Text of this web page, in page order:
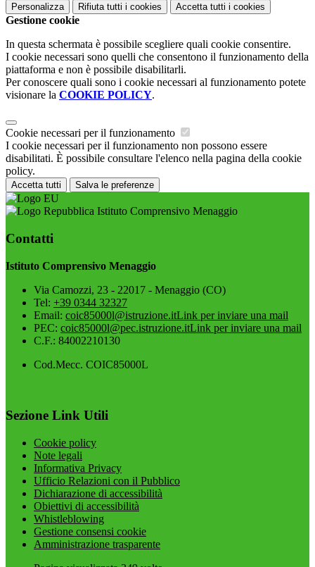
Personalizza Rifiuta tutti i cookies Accetta tutti i cookies
Gestione cookie
In questa schermata è possibile scegliere quali cookie consentire.
I cookie necessari sono quelli che consentono il funzionamento della
piattaforma e non è possibile disabilitarli.
Per conoscere quali sono i cookie necessari al funzionamento potete
visionare la COOKIE POLICY.
Cookie necessari per il funzionamento
I cookie necessari per il funzionamento non possono essere
disabilitati. È possibile consultare l'elenco nella pagina della cookie
policy.
Accetta tutti Salva le preferenze
Istituto Comprensivo Menaggio
Contatti
Istituto Comprensivo Menaggio
Via Camozzi, 23 - 22017 - Menaggio (CO)
Tel: +39 0344 32327
Email: coic85000l@istruzione.itLink per inviare una mail
PEC: coic85000l@pec.istruzione.itLink per inviare una mail
C.F.: 84002210130
Cod.Mecc. COIC85000L
Sezione Link Utili
Cookie policy
Note legali
Informativa Privacy
Ufficio Relazioni con il Pubblico
Dichiarazione di accessibilità
Obiettivi di accessibilità
Whistleblowing
Gestione consensi cookie
Amministrazione trasparente